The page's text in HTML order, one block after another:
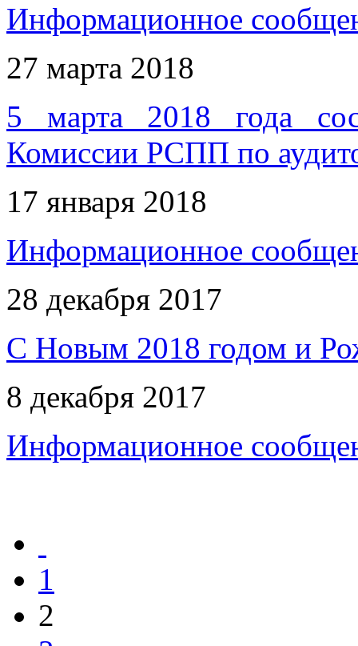
Информационное
27 марта 2018
5 марта 2018 года
Комиссии РСПП по
17 января 2018
Информационное
28 декабря 2017
С Новым 2018 годом и
8 декабря 2017
Информационное
1
2